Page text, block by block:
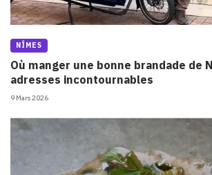
NÎMES
Où manger une bonne brandade de
adresses incontournables
9 Mars 2026